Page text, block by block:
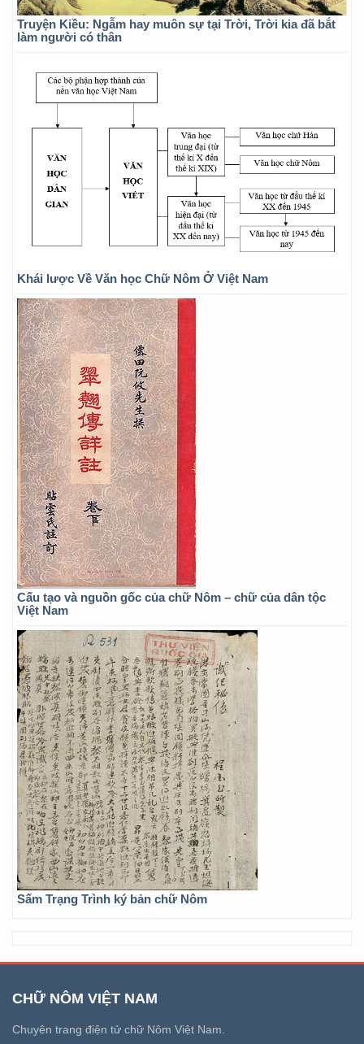
Truyện Kiều: Ngẫm hay muôn sự tại Trời, Trời kia đã bắt
làm người có thân
Khái lược Về Văn học Chữ Nôm Ở Việt Nam
Cấu tạo và nguồn gốc của chữ Nôm – chữ của dân tộc
Việt Nam
Sấm Trạng Trình ký bản chữ Nôm
CHỮ NÔM VIỆT NAM
Chuyên trang điện tử chữ Nôm Việt Nam.